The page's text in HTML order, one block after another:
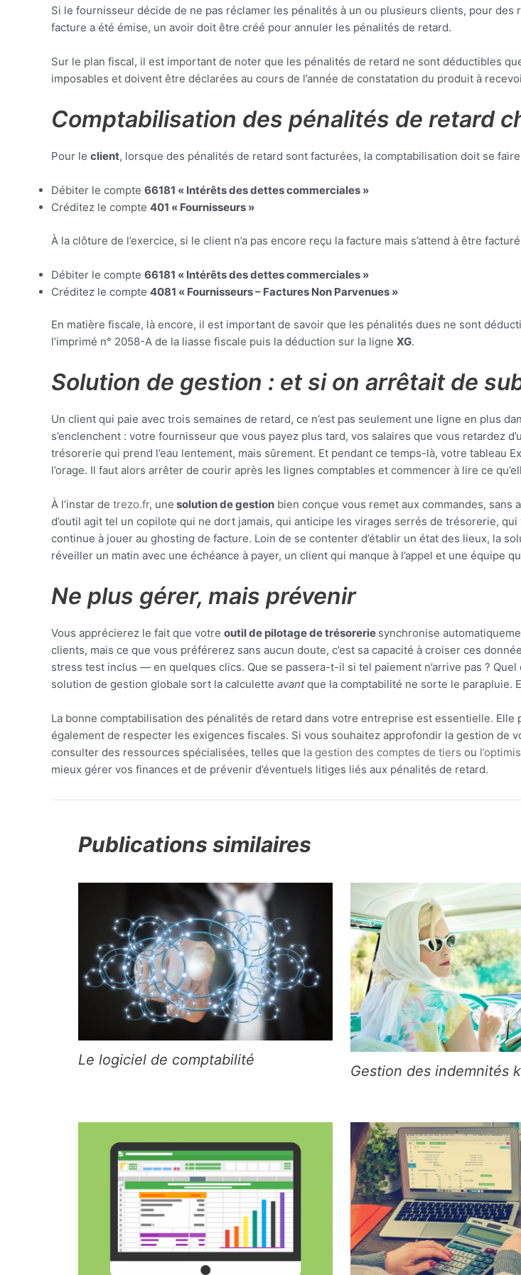
Si le fournisseur décide de ne pas réclamer les pénalités à un ou plusieurs clients, pour
facture a été émise, un avoir doit être créé pour annuler les pénalités de retard.
Sur le plan fiscal, il est important de noter que les pénalités de retard ne sont déductibles
imposables et doivent être déclarées au cours de l’année de constatation du produit à
Comptabilisation des pénalités de retard
Pour le client, lorsque des pénalités de retard sont facturées, la comptabilisation doit se
Débiter le compte 66181 « Intérêts des dettes commerciales »
Créditez le compte 401 « Fournisseurs »
À la clôture de l’exercice, si le client n’a pas encore reçu la facture mais s’attend à être
Débiter le compte 66181 « Intérêts des dettes commerciales »
Créditez le compte 4081 « Fournisseurs – Factures Non Parvenues »
En matière fiscale, là encore, il est important de savoir que les pénalités dues ne sont
l’imprimé n° 2058-A de la liasse fiscale puis la déduction sur la ligne XG.
Solution de gestion : et si on arrêtait de
Un client qui paie avec trois semaines de retard, ce n’est pas seulement une ligne en plus
s’enclenchent : votre fournisseur que vous payez plus tard, vos salaires que vous retardez
trésorerie qui prend l’eau lentement, mais sûrement. Et pendant ce temps-là, votre tableau
l’orage. Il faut alors arrêter de courir après les lignes comptables et commencer à lire ce
À l’instar de trezo.fr, une solution de gestion bien conçue vous remet aux commandes, sans
d’outil agit tel un copilote qui ne dort jamais, qui anticipe les virages serrés de trésorerie,
continue à jouer au ghosting de facture. Loin de se contenter d’établir un état des lieux, la
réveiller un matin avec une échéance à payer, un client qui manque à l’appel et une équipe
Ne plus gérer, mais prévenir
Vous apprécierez le fait que votre outil de pilotage de trésorerie synchronise
clients, mais ce que vous préférerez sans aucun doute, c’est sa capacité à croiser ces
stress test inclus — en quelques clics. Que se passera-t-il si tel paiement n’arrive pas ?
solution de gestion globale sort la calculette avantque la comptabilité ne sorte le parapluie.
La bonne comptabilisation des pénalités de retard dans votre entreprise est essentielle.
également de respecter les exigences fiscales. Si vous souhaitez approfondir la gestion de
consulter des ressources spécialisées, telles que la gestion des comptes de tiers ou
mieux gérer vos finances et de prévenir d’éventuels litiges liés aux pénalités de retard.
Publications similaires
Le logiciel de comptabilité
Gestion des indemnités